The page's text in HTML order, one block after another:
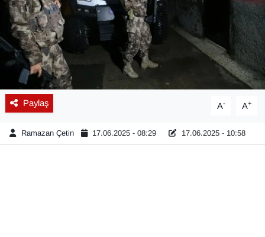
Paylaş A- A+
Ramazan Çetin 17.06.2025 - 08:29 17.06.2025 - 10:58
DÜNYA
EĞİTİM
EKONOMİ
Eleman